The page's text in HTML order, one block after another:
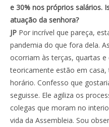
e 30% nos próprios salários.
atuação da senhora?
JP Por incrível que pareça,
pandemia do que fora dela.
ocorriam às terças, quartas
teoricamente estão em
horário. Confesso que
seguisse. Ele agiliza os
colegas que moram no
vida da Assembleia. Sou